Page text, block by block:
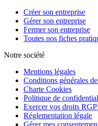
Créer son entreprise
Gérer son entreprise
Fermer son entreprise
Toutes nos fiches
Notre société
Mentions légales
Conditions générales
Charte Cookies
Politique de
Exercer vos droits
Réglementation légale
Gérer mes